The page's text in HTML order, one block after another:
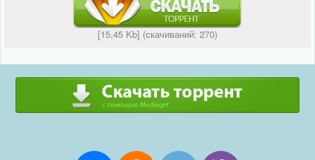
[15,45 Kb] (cкачиваний: 270)